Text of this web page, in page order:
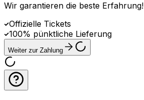
Wir garantieren die beste Erfahrung!
Offizielle Tickets
100% pünktliche Lieferung
Weiter zur Zahlung